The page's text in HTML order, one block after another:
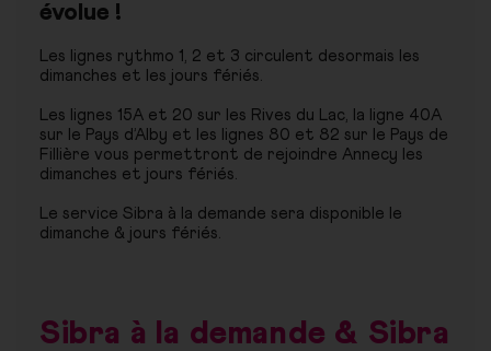
évolue !
Les lignes rythmo 1, 2 et 3 circulent desormais les
dimanches et les jours fériés.
Les lignes 15A et 20 sur les Rives du Lac, la ligne 40A
sur le Pays d’Alby et les lignes 80 et 82 sur le Pays de
Fillière vous permettront de rejoindre Annecy les
dimanches et jours fériés.
Le service Sibra à la demande sera disponible le
dimanche & jours fériés.
Sibra à la demande & Sibra